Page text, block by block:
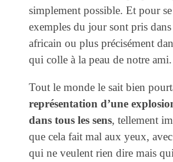
simplement possible. Et pour
exemples du jour sont pris
africain ou plus précisément
qui colle à la peau de notre ami.
Tout le monde le sait bien
représentation d’une
dans tous les sens, tellement
que cela fait mal aux yeux,
qui ne veulent rien dire mais